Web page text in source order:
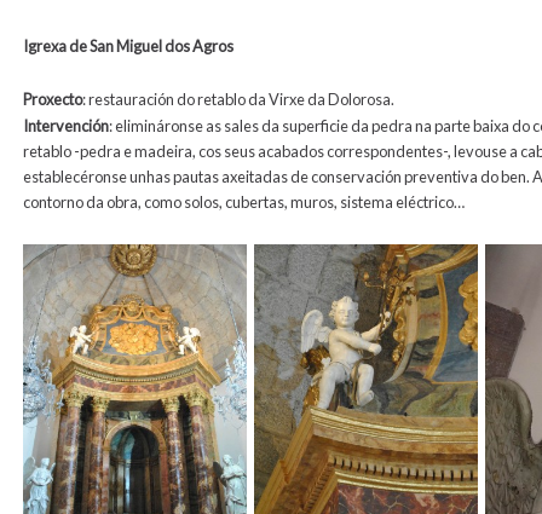
Igrexa de San Miguel dos Agros
Proxecto:restauración do retablo da Virxe da Dolorosa.
Intervención:elimináronse as sales da superficie da pedra na parte baixa
retablo -pedra e madeira, cos seus acabados correspondentes-, levouse a
establecéronse unhas pautas axeitadas de conservación preventiva do ben.
contorno da obra, como solos, cubertas, muros, sistema eléctrico…